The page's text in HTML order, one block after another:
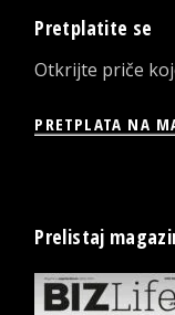
Pretplatite se
Otkrijte priče
PRETPLATA NA
Prelistaj